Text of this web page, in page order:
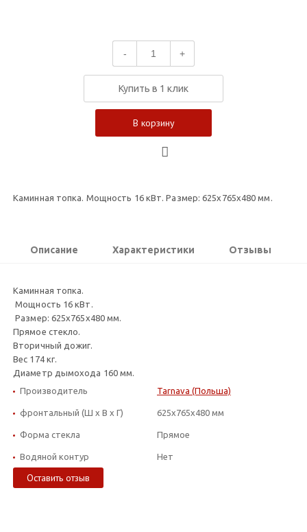
- +
Купить в 1 клик
В корзину
Каминная топка. Мощность 16 кВт. Размер: 625х765х480 мм.
Описание Характеристики Отзывы
Каминная топка.
Мощность 16 кВт.
Размер: 625х765х480 мм.
Прямое стекло.
Вторичный дожиг.
Вес 174 кг.
Диаметр дымохода 160 мм.
Производитель
Tarnava (Польша)
фронтальный (Ш х В х Г) 625x765x480 мм
Форма стекла Прямое
Водяной контур Нет
Оставить отзыв